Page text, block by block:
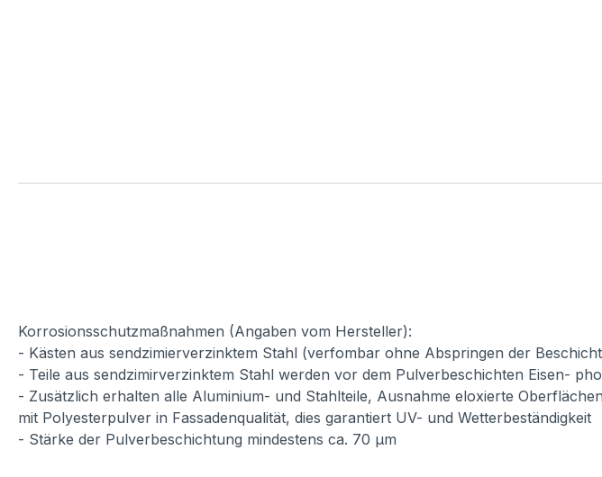
Korrosionsschutzmaßnahmen (Angaben vom Hersteller):
- Kästen aus sendzimierverzinktem Stahl (verfombar ohne Abspringen der
- Teile aus sendzimirverzinktem Stahl werden vor dem Pulverbeschichten Eisen-
- Zusätzlich erhalten alle Aluminium- und Stahlteile, Ausnahme eloxierte
mit Polyesterpulver in Fassadenqualität, dies garantiert UV- und Wetterbeständigkeit
- Stärke der Pulverbeschichtung mindestens ca. 70 µm